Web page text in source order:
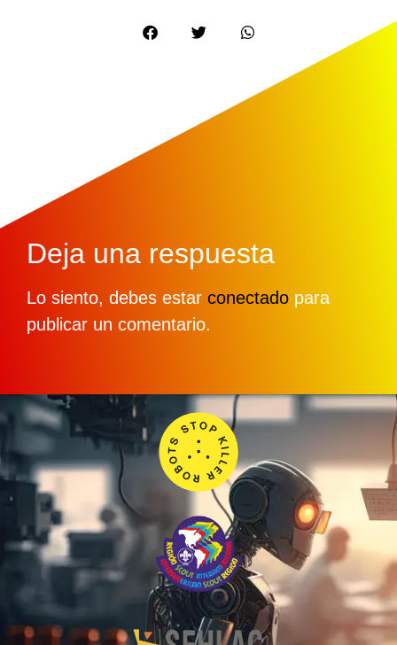
Deja una respuesta
Lo siento, debes estar conectado para
publicar un comentario.